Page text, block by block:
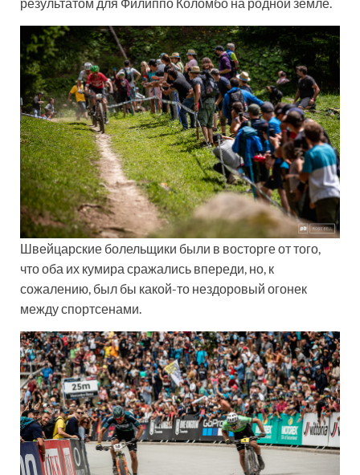
Швейцарские болельщики были в восторге от того,
что оба их кумира сражались впереди, но, к
сожалению, был бы какой-то нездоровый огонек
между спортсенами.